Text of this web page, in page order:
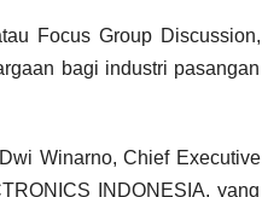
Focus Group Discussion,
bagi industri pasangan
Winarno, Chief Executive
INDONESIA, yang